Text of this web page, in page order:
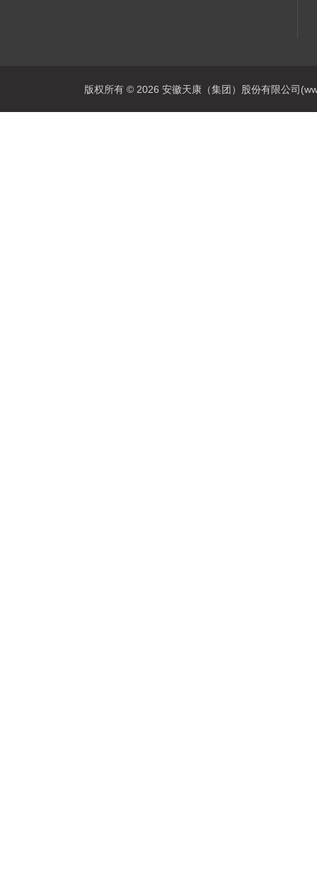
版权所有 © 2026 安徽天康（集团）股份有限公司